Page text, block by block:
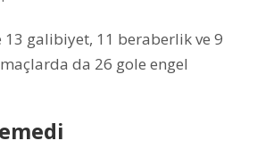
13 galibiyet, 11 beraberlik ve 9
da 26 gole engel